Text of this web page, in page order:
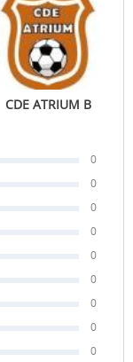
CDE ATRIUM B
0
0
0
0
0
0
0
0
0